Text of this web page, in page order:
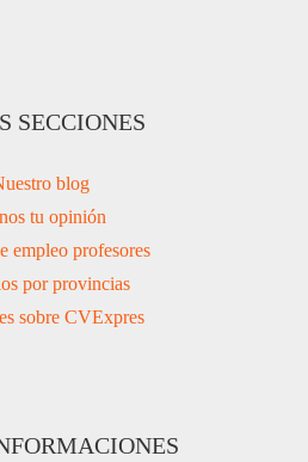
SECCIONES
blog
tu opinión
empleo profesores
por provincias
sobre CVExpres